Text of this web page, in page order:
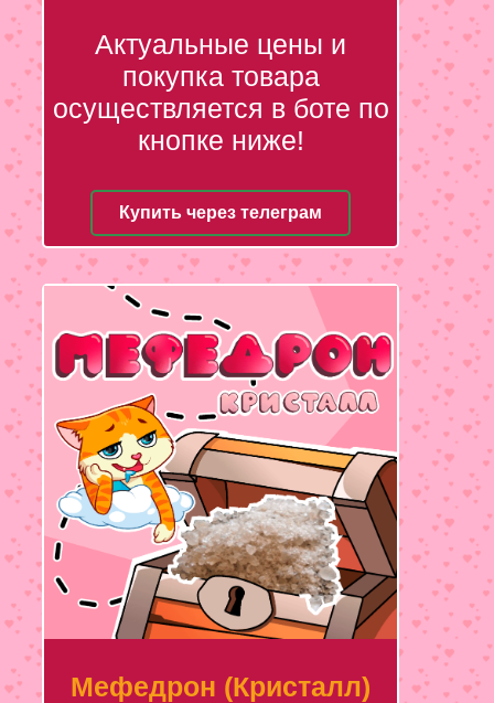
Актуальные цены и
покупка товара
осуществляется в боте по
кнопке ниже!
Купить через телеграм
Мефедрон (Кристалл)